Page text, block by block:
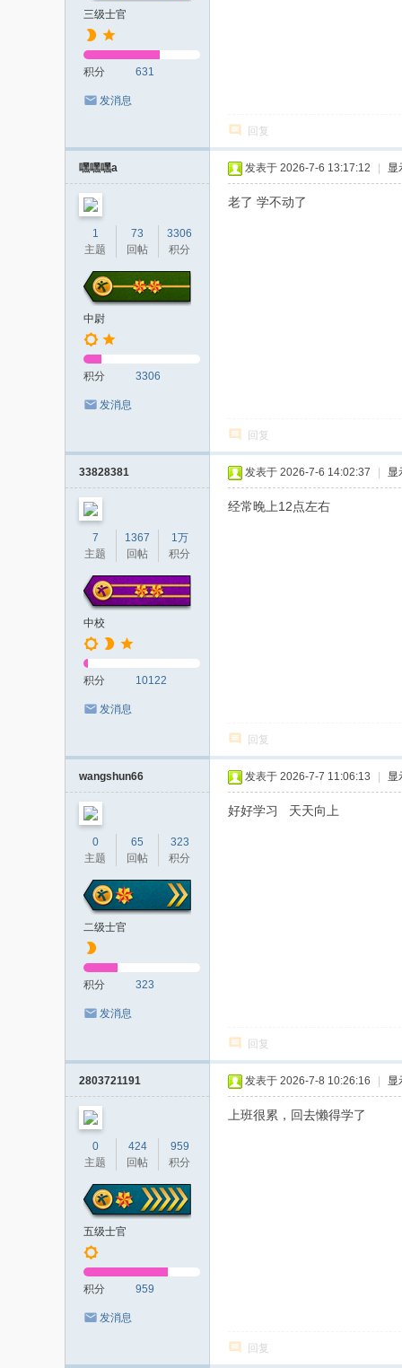
三级士官
积分 631
发消息
回复
嘿嘿嘿a
1
主题
73
回帖
3306
积分
中尉
积分 3306
发消息
发表于 2026-7-6 13:17:12 显
老了 学不动了
回复
33828381
7
主题
1367
回帖
1万
积分
中校
积分 10122
发消息
发表于 2026-7-6 14:02:37 显
经常晚上12点左右
回复
wangshun66
0
主题
65
回帖
323
积分
二级士官
积分 323
发消息
发表于 2026-7-7 11:06:13 显
好好学习 天天向上
回复
2803721191
0
主题
424
回帖
959
积分
五级士官
积分 959
发消息
发表于 2026-7-8 10:26:16 显
上班很累，回去懒得学了
回复